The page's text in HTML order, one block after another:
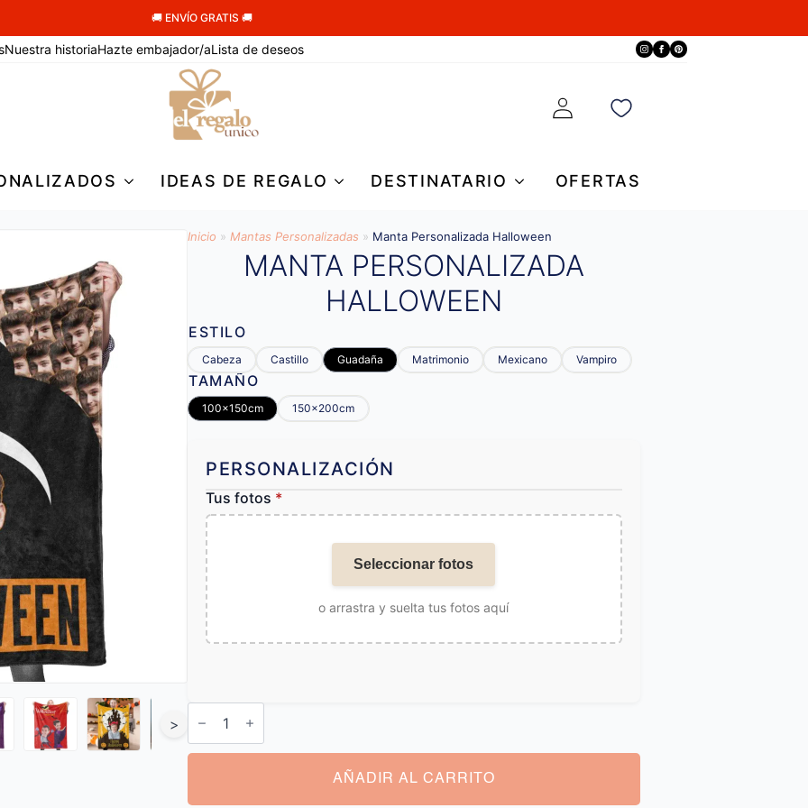
🚚 ENVÍO GRATIS 🚚
Nuestra historiaHazte embajador/aLista de deseos
IDEAS DE REGALO DESTINATARIO OFERTAS
>
Inicio » Mantas Personalizadas » Manta Personalizada Halloween
MANTA PERSONALIZADA
HALLOWEEN
ESTILO
Cabeza Castillo Guadaña Matrimonio Mexicano Vampiro
TAMAÑO
100x150cm 150x200cm
PERSONALIZACIÓN
Tus fotos *
Seleccionar fotos
o arrastra y suelta tus fotos aquí
Manta
Personalizada
cantidad
AÑADIR AL CARRITO